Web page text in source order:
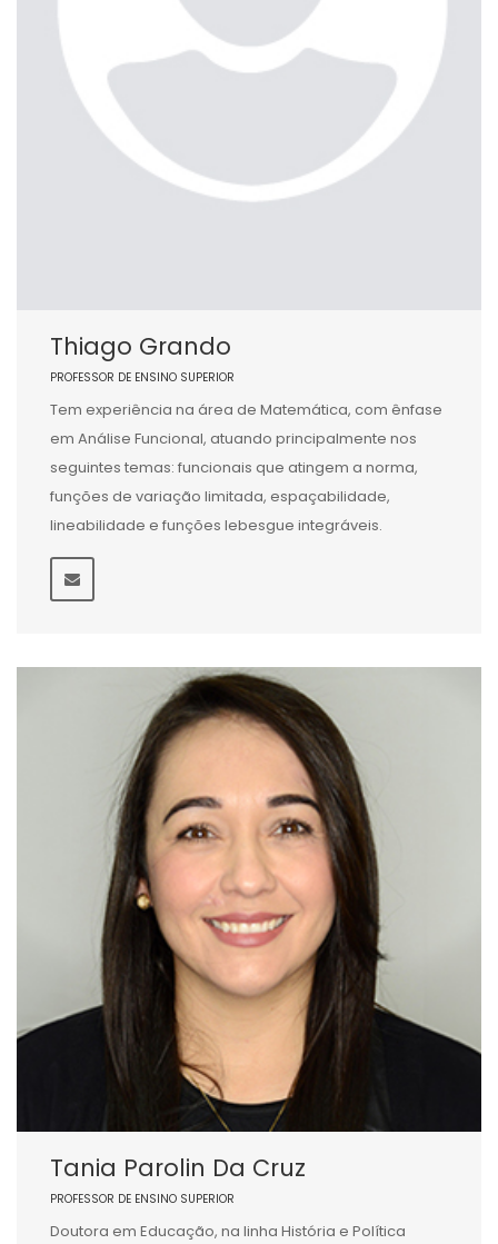
Thiago Grando
PROFESSOR DE ENSINO SUPERIOR
Tem experiência na área de Matemática, com ênfase
em Análise Funcional, atuando principalmente nos
seguintes temas: funcionais que atingem a norma,
funções de variação limitada, espaçabilidade,
lineabilidade e funções lebesgue integráveis.
Tania Parolin Da Cruz
PROFESSOR DE ENSINO SUPERIOR
Doutora em Educação, na linha História e Política